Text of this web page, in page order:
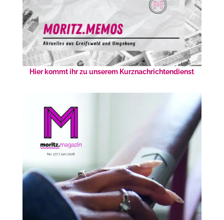
Hier kommt ihr zu unserem Kurznachrichtendienst